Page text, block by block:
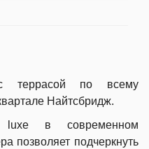
с террасой по всему
Найтсбридж.
luxe в современном
позволяет подчеркнуть